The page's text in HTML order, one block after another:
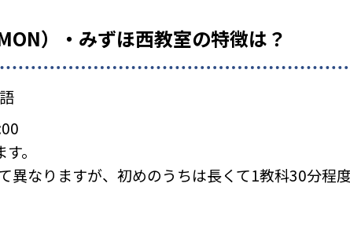
）・みずほ西教室の特徴は？
。
異なりますが、初めのうちは長くて1教科30分程